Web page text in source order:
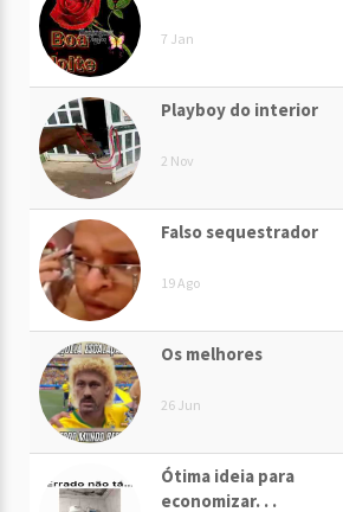
7 Jan
Playboy do interior
2 Nov
Falso sequestrador
19 Ago
Os melhores
26 Jun
Ótima ideia para
economizar. . .